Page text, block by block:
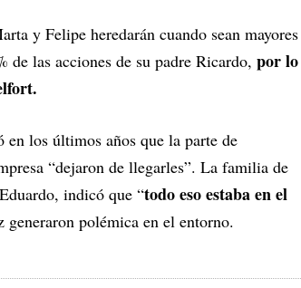
y Felipe heredarán cuando sean mayores
las acciones de su padre Ricardo, por lo
los últimos años que la parte de
“dejaron de llegarles”. La familia de
indicó que “todo eso estaba en el
polémica en el entorno.